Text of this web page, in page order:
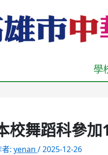
學
校舞蹈科參加
: yenan /2025-12-26